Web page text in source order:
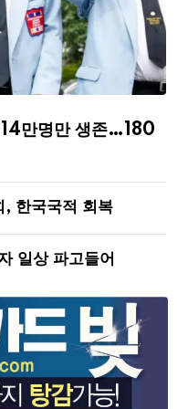
만명만 생존…180
, 한국국적 회복
일상 파고들어